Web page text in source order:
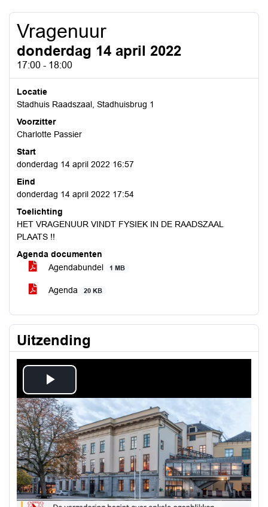
Vragenuur
donderdag 14 april 2022
17:00 - 18:00
Locatie
Stadhuis Raadszaal, Stadhuisbrug 1
Voorzitter
Charlotte Passier
Start
donderdag 14 april 2022 16:57
Eind
donderdag 14 april 2022 17:54
Toelichting
HET VRAGENUUR VINDT FYSIEK IN DE RAADSZAAL
PLAATS !!
Agenda documenten
Agendabundel
1 MB
Agenda 20 KB
Uitzending
Play
Video